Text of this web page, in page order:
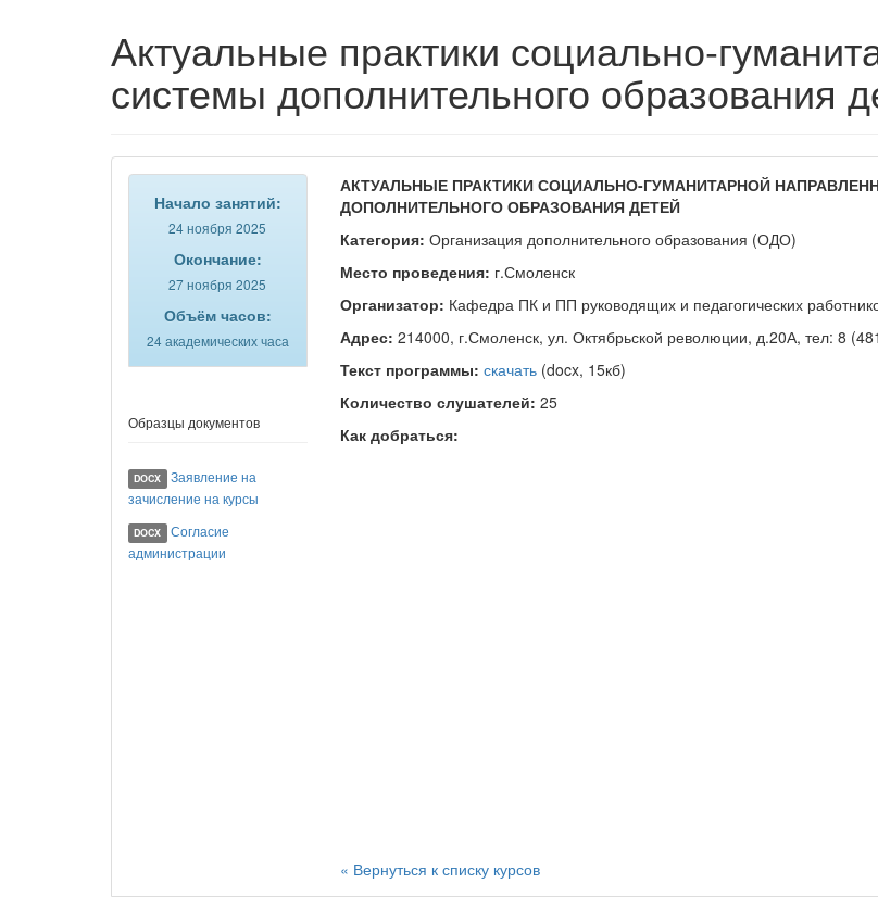
Актуальные практики социально-
системы дополнительного образования
Начало занятий:
24 ноября 2025
Окончание:
27 ноября 2025
Объём часов:
24 академических часа
Образцы документов
DOCX
Заявление на
зачисление на курсы
DOCX
Согласие
администрации
АКТУАЛЬНЫЕ ПРАКТИКИ СОЦИАЛЬНО-ГУМАНИТАРНОЙ
ДОПОЛНИТЕЛЬНОГО ОБРАЗОВАНИЯ ДЕТЕЙ
Категория: Организация дополнительного образования (ОДО)
Место проведения: г.Смоленск
Организатор: Кафедра ПК и ПП руководящих и педагогических
Адрес: 214000, г.Смоленск, ул. Октябрьской революции, д.20А, тел: 8
Текст программы: скачать(docx, 15кб)
Количество слушателей: 25
Как добраться:
« Вернуться к списку курсов